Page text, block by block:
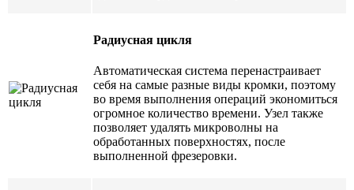
Радиусная цикля
Автоматическая система перенастраивает
себя на самые разные виды кромки, поэтому
во время выполнения операций экономиться
огромное количество времени. Узел также
позволяет удалять микроволны на
обработанных поверхностях, после
выполненной фрезеровки.